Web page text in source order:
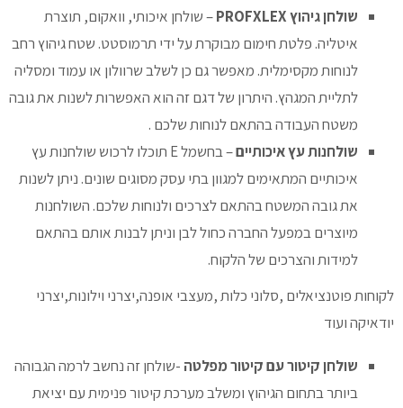
שולחן גיהוץ PROFXLEX
– שולחן איכותי, וואקום, תוצרת
איטליה. פלטת חימום מבוקרת על ידי תרמוסטט. שטח גיהוץ רחב
לנוחות מקסימלית. מאפשר גם כן לשלב שרוולון או עמוד ומסליה
לתליית המגהץ. היתרון של דגם זה הוא האפשרות לשנות את גובה
משטח העבודה בהתאם לנוחות שלכם .
שולחנות עץ איכותיים
– בחשמל E תוכלו לרכוש שולחנות עץ
איכותיים המתאימים למגוון בתי עסק מסוגים שונים. ניתן לשנות
את גובה המשטח בהתאם לצרכים ולנוחות שלכם. השולחנות
מיוצרים במפעל החברה כחול לבן וניתן לבנות אותם בהתאם
למידות והצרכים של הלקוח.
לקוחות פוטנציאלים ,סלוני כלות ,מעצבי אופנה,יצרני וילונות,יצרני
יודאיקה ועוד
שולחן קיטור עם קיטור מפלטה -שולחן זה נחשב לרמה הגבוהה
ביותר בתחום הגיהוץ ומשלב מערכת קיטור פנימית עם יציאת